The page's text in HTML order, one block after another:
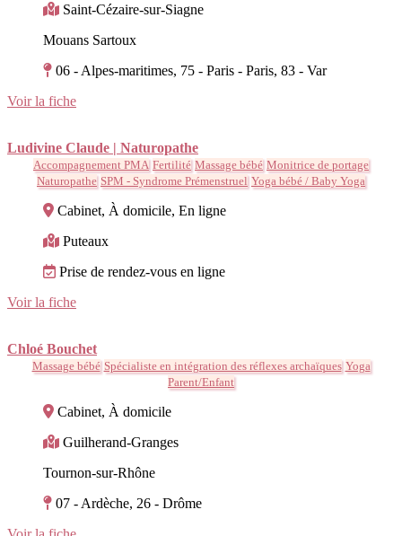
Saint-Cézaire-sur-Siagne
Mouans Sartoux
06 - Alpes-maritimes, 75 - Paris - Paris, 83 - Var
Voir la fiche
Ludivine Claude | Naturopathe
Accompagnement PMA Fertilité Massage bébé Monitrice de portage
Naturopathe SPM - Syndrome Prémenstruel Yoga bébé / Baby Yoga
Cabinet, À domicile, En ligne
Puteaux
Prise de rendez-vous en ligne
Voir la fiche
Chloé Bouchet
Massage bébé Spécialiste en intégration des réflexes archaïques Yoga
Parent/Enfant
Cabinet, À domicile
Guilherand-Granges
Tournon-sur-Rhône
07 - Ardèche, 26 - Drôme